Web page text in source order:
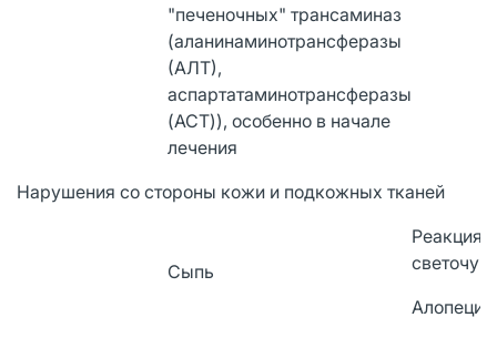
"печеночных" трансаминаз
(аланинаминотрансферазы
(АЛТ),
аспартатаминотрансферазы
(ACT)), особенно в начале
лечения
Нарушения со стороны кожи и подкожных тканей
Сыпь
Реакция
Алопеция